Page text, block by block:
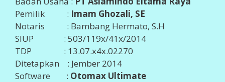
Pemilik : Imam Ghozali, SE
Notaris : Bambang Hermato, S.H
SIUP : 503/119x/41x/2014
TDP : 13.07.x4x.02270
Ditetapkan : Jember 2014
Software : Otomax Ultimate